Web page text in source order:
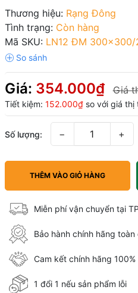
Thương hiệu: Rạng Đông
Tình trạng: Còn hàng
Mã SKU: LN12 ĐM 300x300/
Giá: 354.000₫ Giá
Tiết kiệm: 152.000₫so với giá thị
Số lượng: − +
THÊM VÀO GIỎ HÀNG
Miễn phí vận chuyển tại
Bảo hành chính hãng toàn
Cam kết chính hãng 100%
1 đổi 1 nếu sản phẩm lỗi